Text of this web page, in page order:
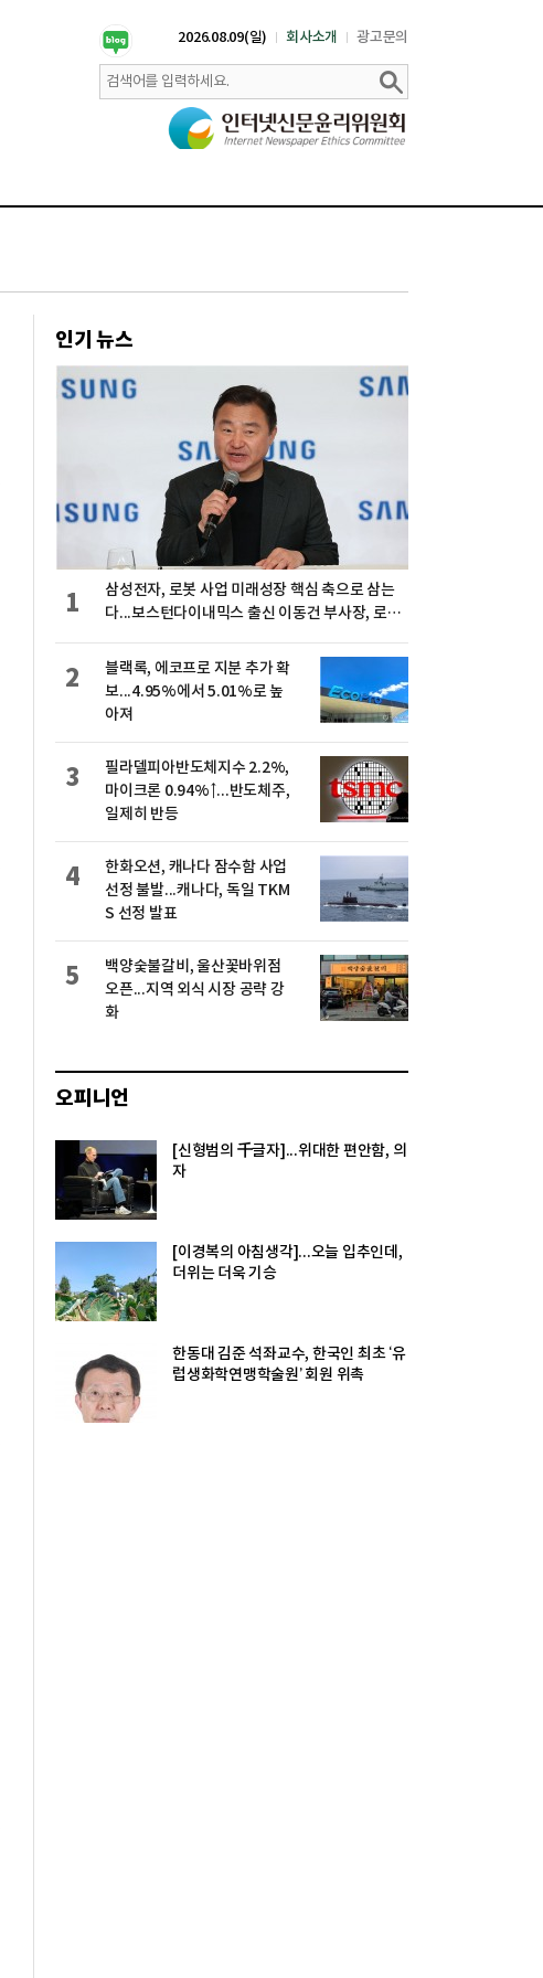
2026.08.09(일) 회사소개 광고문의
인기 뉴스
삼성전자, 로봇 사업 미래성장 핵심 축으로 삼는
다...보스턴다이내믹스 출신 이동건 부사장, 로보
1
블랙록, 에코프로 지분 추가 확
보...4.95%에서 5.01%로 높
아져
2
필라델피아반도체지수 2.2%,
마이크론 0.94%↑...반도체주,
일제히 반등
3
한화오션, 캐나다 잠수함 사업
선정 불발...캐나다, 독일 TKM
S 선정 발표
4
백양숯불갈비, 울산꽃바위점
오픈...지역 외식 시장 공략 강
화
5
오피니언
[신형범의 千글자]...위대한 편안함, 의
자
[이경복의 아침생각]...오늘 입추인데,
더위는 더욱 기승
한동대 김준 석좌교수, 한국인 최초 ‘유
럽생화학연맹학술원’ 회원 위촉